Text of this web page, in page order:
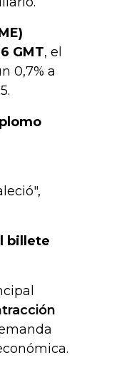
GMT, el
0,7% a
billete